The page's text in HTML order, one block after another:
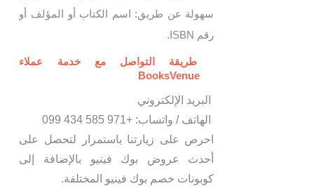
سهولة عن طريق: اسم الكتاب أو المؤلف أو
رقم ISBN.
طريقة التواصل مع خدمة عملاء
BooksVenue
البريد الإلكتروني
الهاتف / واتساب: +971 585 434 099
احرص على زيارتنا باستمرار لتحصل على
أحدث عروض بوك فينيو بالإضافة إلى
كوبونات خصم بوك فينيو المختلفة.